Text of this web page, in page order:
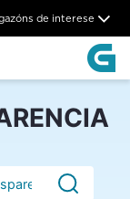
CSAG
de interese